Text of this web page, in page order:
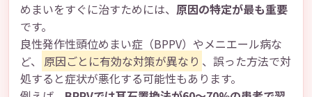
めまいをすぐに治すためには、 原因の特定が最も重要
です。
良性発作性頭位めまい症（BPPV）やメニエール病な
ど、
原因ごとに有効な対策が異なり 、誤った方法で対
処すると症状が悪化する可能性もあります。